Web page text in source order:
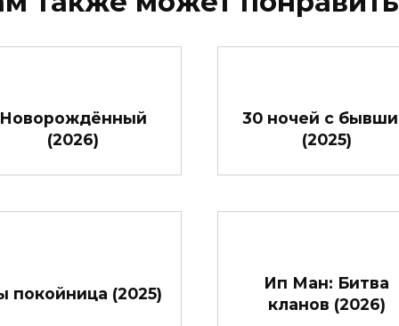
Новорождённый
(2026)
30 ночей с
(2025)
покойница (2025)
Ип Ман: Битва
кланов (2026)